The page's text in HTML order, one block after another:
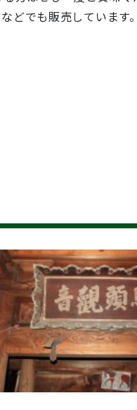
どでも販売しています。